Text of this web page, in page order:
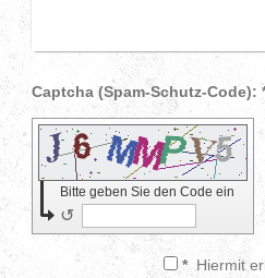
Captcha
Bitte geben Sie den Code ein
↺
* Hiermit